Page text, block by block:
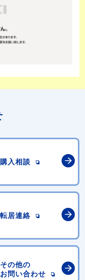
購入相談
転居連絡
その他の
お問い合わせ